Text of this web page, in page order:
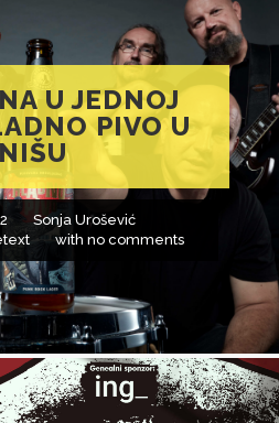
U JEDNOJ
PIVO U
NIŠU
Sonja Urošević
with no comments